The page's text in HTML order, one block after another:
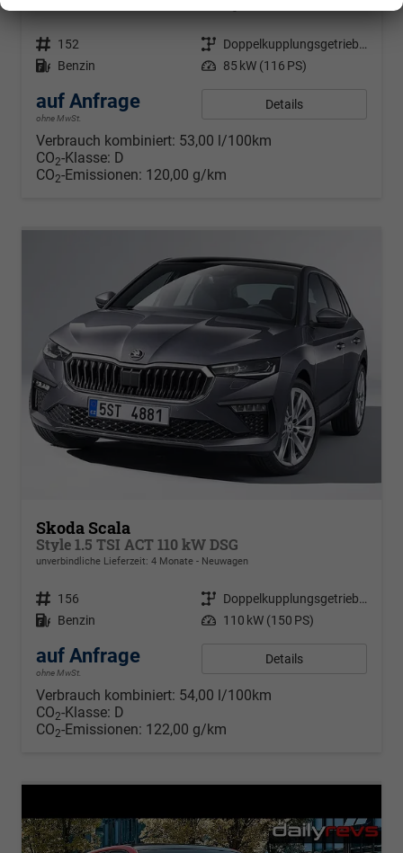
Fahrzeugnr. 152 Getriebe
Doppelkupplungsgetriebe (DSG)
Kraftstoff Benzin Leistung 85 kW (116 PS)
auf Anfrage
ohne MwSt.
Details
Verbrauch kombiniert: 53,00 l/100km
CO2-Klasse: D
CO2-Emissionen: 120,00 g/km
Skoda Scala
Style 1.5 TSI ACT 110 kW DSG
unverbindliche Lieferzeit: 4 Monate Neuwagen
Fahrzeugnr. 156 Getriebe
Doppelkupplungsgetriebe (DSG)
Kraftstoff Benzin Leistung 110 kW (150 PS)
auf Anfrage
ohne MwSt.
Details
Verbrauch kombiniert: 54,00 l/100km
CO2-Klasse: D
CO2-Emissionen: 122,00 g/km